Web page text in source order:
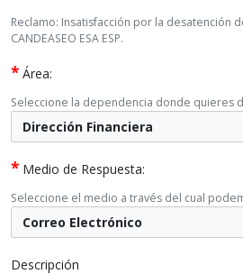
Reclamo: Insatisfacción por la desatención
CANDEASEO ESA ESP.
* Área:
Seleccione la dependencia donde quieres
Dirección Financiera
* Medio de Respuesta:
Seleccione el medio a través del cual
Correo Electrónico
Descripción